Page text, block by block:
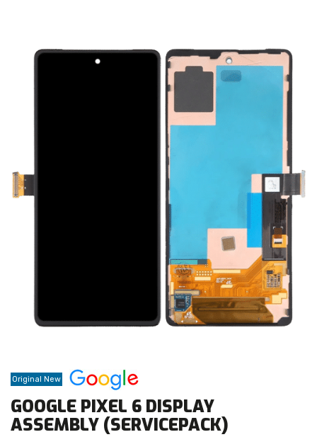
Original New
GOOGLE PIXEL 6 DISPLAY
ASSEMBLY (SERVICEPACK)